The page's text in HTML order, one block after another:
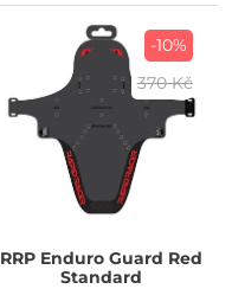
-10%
370 Kč
RRPEnduro Guard Red
Standard